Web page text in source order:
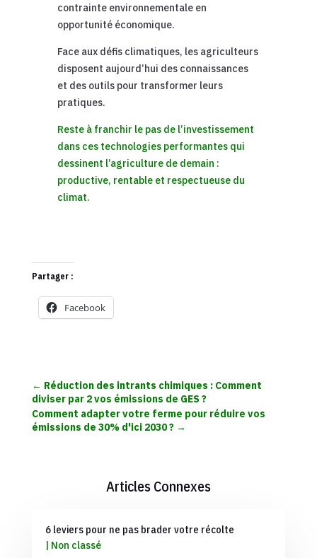
contrainte environnementale en
opportunité économique.
Face aux défis climatiques, les agriculteurs
disposent aujourd’hui des connaissances
et des outils pour transformer leurs
pratiques.
Reste à franchir le pas de l’investissement
dans ces technologies performantes qui
dessinent l’agriculture de demain :
productive, rentable et respectueuse du
climat.
Partager :
Facebook
← Réduction des intrants chimiques : Comment
diviser par 2 vos émissions de GES ?
Comment adapter votre ferme pour réduire vos
émissions de 30% d'ici 2030 ?→
Articles Connexes
6 leviers pour ne pas brader votre récolte
| Non classé